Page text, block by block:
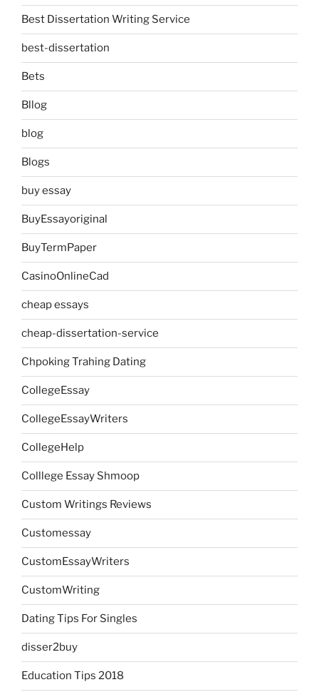
Best Dissertation Writing Service
best-dissertation
Bets
Bllog
blog
Blogs
buy essay
BuyEssayoriginal
BuyTermPaper
CasinoOnlineCad
cheap essays
cheap-dissertation-service
Chpoking Trahing Dating
CollegeEssay
CollegeEssayWriters
CollegeHelp
Colllege Essay Shmoop
Custom Writings Reviews
Customessay
CustomEssayWriters
CustomWriting
Dating Tips For Singles
disser2buy
Education Tips 2018